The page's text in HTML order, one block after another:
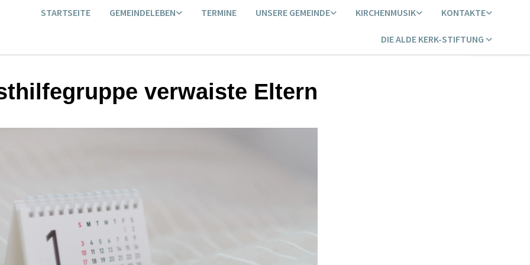
STARTSEITE GEMEINDELEBEN TERMINE UNSERE GEMEINDE KIRCHENMUSIK KONTAKTE
DIE ALDE KERK-STIFTUNG
verwaiste Eltern